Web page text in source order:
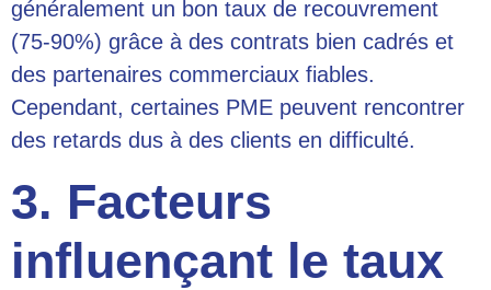
généralement un bon taux de recouvrement
(75-90%) grâce à des contrats bien cadrés et
des partenaires commerciaux fiables.
Cependant, certaines PME peuvent rencontrer
des retards dus à des clients en difficulté.
3. Facteurs
influençant le taux